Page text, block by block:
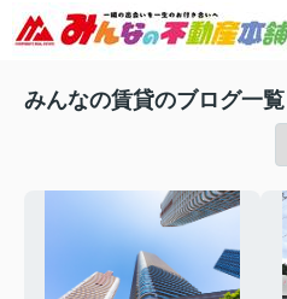
みんなの賃貸のブログ一覧